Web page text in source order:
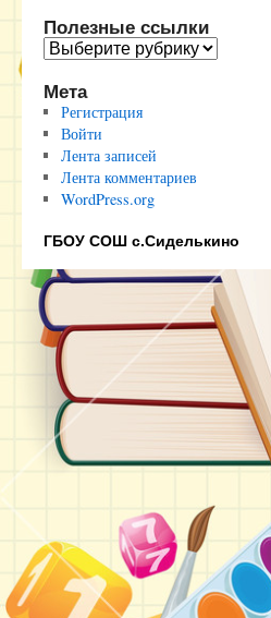
Полезные ссылки
Полезные
Мета
Регистрация
Войти
Лента записей
Лента комментариев
WordPress.org
ГБОУ СОШ с.Сиделькино